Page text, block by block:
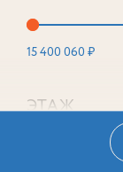
15 400 060 ₽
ЭТАЖ